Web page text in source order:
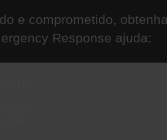
e comprometido,
Response ajuda: